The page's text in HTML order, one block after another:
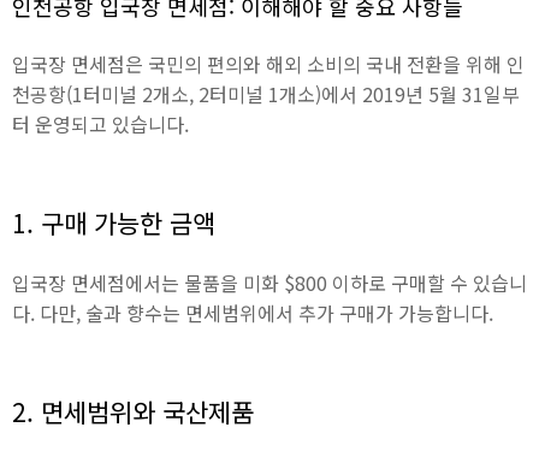
입국장 면세점은 국민의 편의와 해외 소비의 국내 전환을 위해 인
천공항(1터미널 2개소, 2터미널 1개소)에서 2019년 5월 31일부
터 운영되고 있습니다.
1. 구매 가능한 금액
입국장 면세점에서는 물품을 미화 $800 이하로 구매할 수 있습니
다. 다만, 술과 향수는 면세범위에서 추가 구매가 가능합니다.
2. 면세범위와 국산제품